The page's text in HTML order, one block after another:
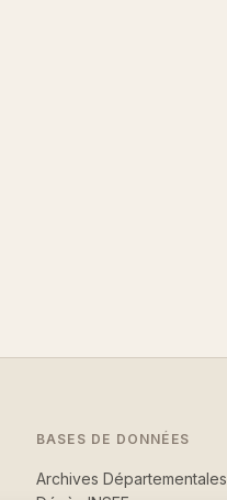
BASES DE DONNÉES
Archives Départementales